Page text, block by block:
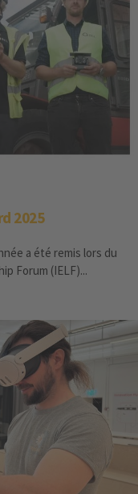
2025
a été remis lors du
Forum (IELF)...